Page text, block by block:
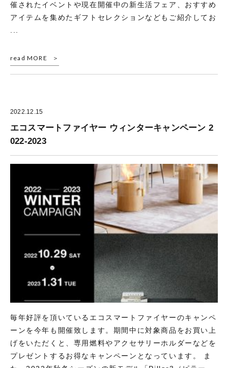
催されたイベントや現在開催中の新生活フェア、おすすめ
アイテムを集めたギフトセレクションなどもご紹介してお
read MORE
2022.12.15
エコスマートファイヤー ウィンターキャンペーン 2
022-2023
毎年好評を頂いているエコスマートファイヤーのキャンペ
ーンを今年も開催致します。期間中に対象商品をお買い上
げをいただくと、専用燃料やアクセサリーホルダーなどを
プレゼントするお得なキャンペーンとなっています。 ま